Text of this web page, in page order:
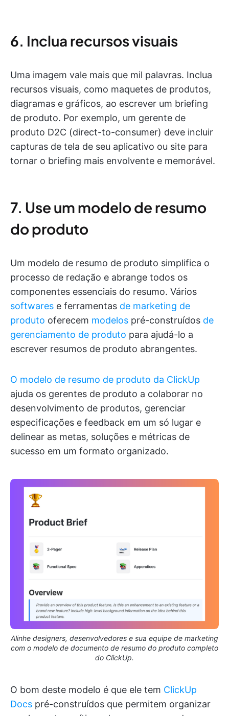
6. Inclua recursos visuais
Uma imagem vale mais que mil palavras. Inclua
recursos visuais, como maquetes de produtos,
diagramas e gráficos, ao escrever um briefing
de produto. Por exemplo, um gerente de
produto D2C (direct-to-consumer) deve incluir
capturas de tela de seu aplicativo ou site para
tornar o briefing mais envolvente e memorável.
7. Use um modelo de resumo
do produto
Um modelo de resumo de produto simplifica o
processo de redação e abrange todos os
componentes essenciais do resumo. Vários
softwares e ferramentas de marketing de
produto oferecem modelos pré-construídos de
gerenciamento de produto para ajudá-lo a
escrever resumos de produto abrangentes.
O modelo de resumo de produto da ClickUp
ajuda os gerentes de produto a colaborar no
desenvolvimento de produtos, gerenciar
especificações e feedback em um só lugar e
delinear as metas, soluções e métricas de
sucesso em um formato organizado.
Alinhe designers, desenvolvedores e sua equipe de marketing
com o modelo de documento de resumo do produto completo
do ClickUp.
O bom deste modelo é que ele tem ClickUp
Docs pré-construídos que permitem organizar